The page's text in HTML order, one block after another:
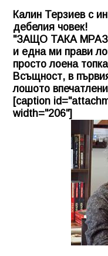
Калин Терзиев с
дебелия човек!
"ЗАЩО ТАКА
и една ми прави
просто лоена
Всъщност, в
лошото
[caption
width="206"]